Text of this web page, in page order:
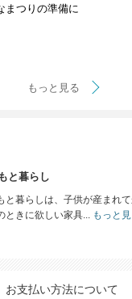
まつりの準備に
もっと見る
と暮らし
と暮らしは、子供が産まれ
ときに欲しい家具...
もっと
お支払い方法について